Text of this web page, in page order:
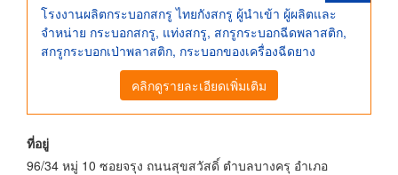
โรงงานผลิตกระบอกสกรู ไทยกังสกรู ผู้นำเข้า ผู้ผลิตและ
จำหน่าย กระบอกสกรู, แท่งสกรู, สกรูกระบอกฉีดพลาสติก,
สกรูกระบอกเป่าพลาสติก, กระบอกของเครื่องฉีดยาง
คลิกดูรายละเอียดเพิ่มเติม
ที่อยู่
96/34 หมู่ 10 ซอยจรุง ถนนสุขสวัสดิ์ ตำบลบางครุ อำเภอ